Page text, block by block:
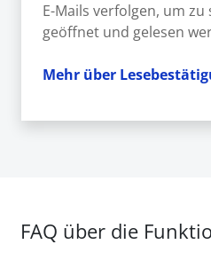
E-Mails verfolgen, um zu
geöffnet und gelesen
Mehr über
FAQ über die